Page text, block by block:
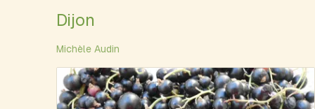
Dijon
Michèle Audin